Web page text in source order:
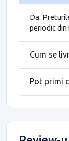
Da.
periodic
Cum se
Pot primi